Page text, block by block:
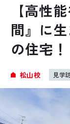
ホーム
家づくり
お悩み
【高性
間』に
の住宅！
松山校 見学